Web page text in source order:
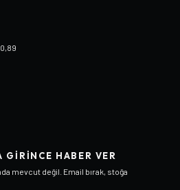
HABER VER
mevcut değil. Email bırak, stoğa